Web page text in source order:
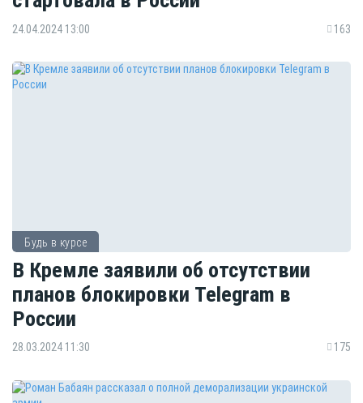
24.04.2024 13:00 163
Будь в курсе
В Кремле заявили об отсутствии
планов блокировки Telegram в
России
28.03.2024 11:30 175